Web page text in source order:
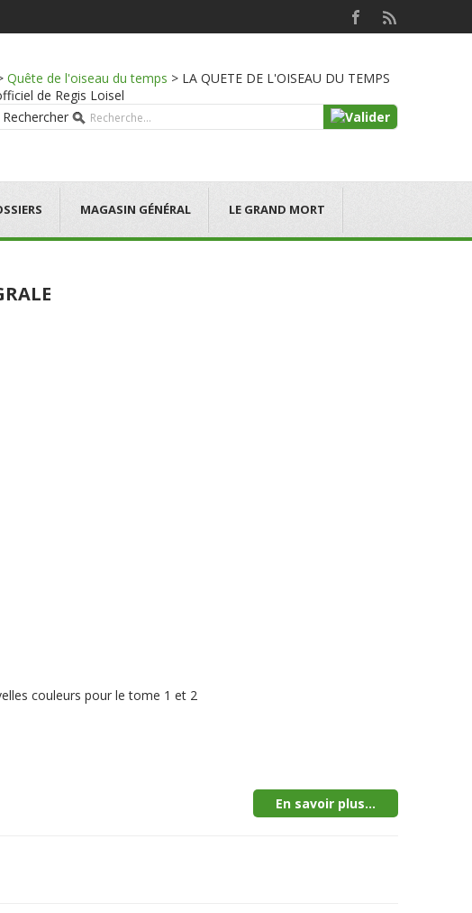
Quête de l'oiseau du temps > LA QUETE DE L'OISEAU DU TEMPS
de Regis Loisel
Rechercher
MAGASIN GÉNÉRAL LE GRAND MORT
couleurs pour le tome 1 et 2
En savoir plus...